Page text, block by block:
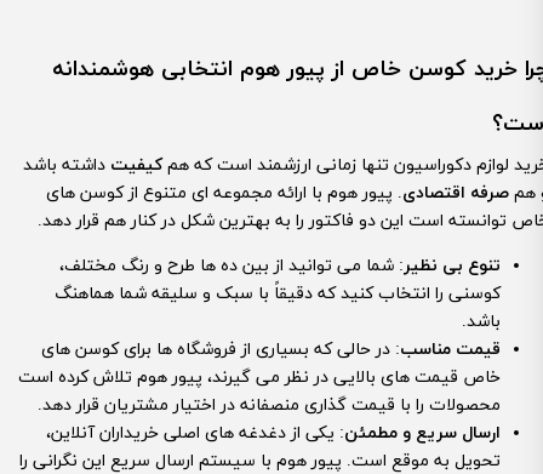
خرید کوسن خاص از پیور هوم انتخابی هوشمندانه
لوازم دکوراسیون تنها زمانی ارزشمند است که همکیفیت داشته باشد
هم صرفه اقتصادی. پیور هوم با ارائه مجموعه ای متنوع از کوسن های
توانسته است این دو فاکتور را به بهترین شکل در کنار هم قرار دهد.
تنوع بی نظیر: شما می توانید از بین ده ها طرح و رنگ مختلف،
کوسنی را انتخاب کنید که دقیقاً با سبک و سلیقه شما هماهنگ
باشد.
قیمت مناسب: در حالی که بسیاری از فروشگاه ها برای کوسن های
خاص قیمت های بالایی در نظر می گیرند، پیور هوم تلاش کرده است
محصولات را با قیمت گذاری منصفانه در اختیار مشتریان قرار دهد.
ارسال سریع و مطمئن: یکی از دغدغه های اصلی خریداران آنلاین،
تحویل به موقع است. پیور هوم با سیستم ارسال سریع این نگرانی را